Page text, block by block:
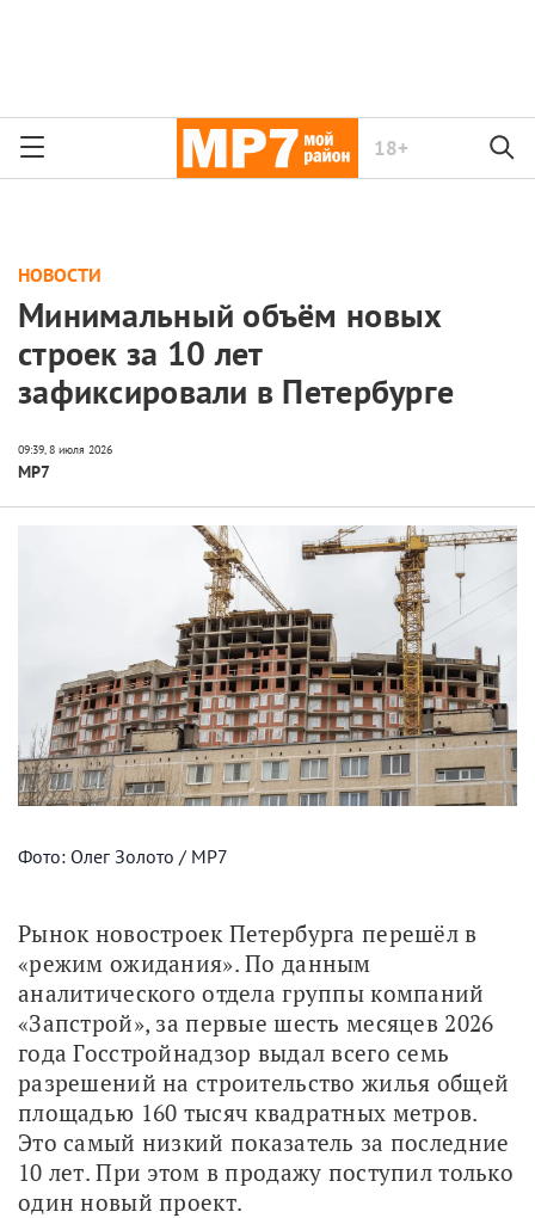
18+
НОВОСТИ
Минимальный объём новых
строек за 10 лет
зафиксировали в Петербурге
МР7
Фото: Олег Золото / МР7
Рынок новостроек Петербурга перешёл в
«режим ожидания». По данным
аналитического отдела группы компаний
«Запстрой», за первые шесть месяцев 2026
года Госстройнадзор выдал всего семь
разрешений на строительство жилья общей
площадью 160 тысяч квадратных метров.
Это самый низкий показатель за последние
10 лет. При этом в продажу поступил только
один новый проект.